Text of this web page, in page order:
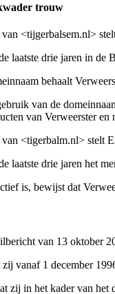
trouw
<tijgerbalsem.nl>
laatste drie jaren in
behaalt
van de
van Verweerster en
<tigerbalm.nl> stelt
laatste drie jaren het
is, bewijst dat
van 13 oktober
vanaf 1 december
zij in het kader van